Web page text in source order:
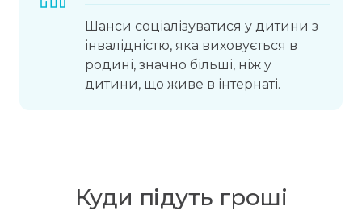
Шанси соціалізуватися у дитини з
інвалідністю, яка виховується в
родині, значно більші, ніж у
дитини, що живе в інтернаті.
Куди підуть гроші